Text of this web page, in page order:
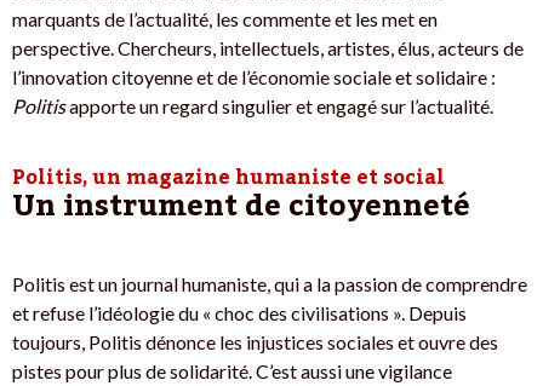
marquants de l’actualité, les commente et les met en
perspective. Chercheurs, intellectuels, artistes, élus, acteurs de
l’innovation citoyenne et de l’économie sociale et solidaire :
Politisapporte un regard singulier et engagé sur l’actualité.
Politis, un magazine humaniste et social
Un instrument de citoyenneté
Politis est un journal humaniste, qui a la passion de comprendre
et refuse l’idéologie du « choc des civilisations ». Depuis
toujours, Politis dénonce les injustices sociales et ouvre des
pistes pour plus de solidarité. C’est aussi une vigilance